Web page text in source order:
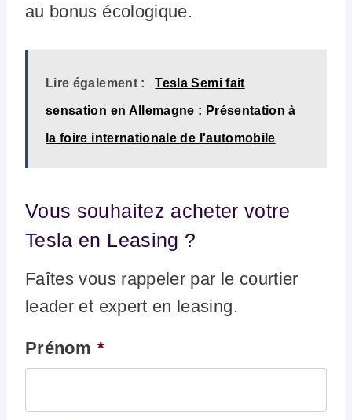
au bonus écologique.
Lire également : Tesla Semi fait
sensation en Allemagne : Présentation à
la foire internationale de l'automobile
Vous souhaitez acheter votre
Tesla en Leasing ?
Faîtes vous rappeler par le courtier
leader et expert en leasing.
Prénom *